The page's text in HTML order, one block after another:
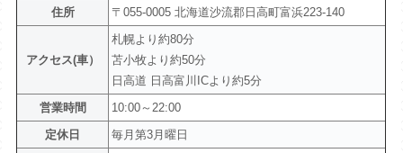
住所
〒055-0005 北海道沙流郡日高町富浜223-140
アクセス(車）
札幌より約80分
苫小牧より約50分
日高道 日高富川ICより約5分
営業時間
10:00～22:00
定休日
毎月第3月曜日